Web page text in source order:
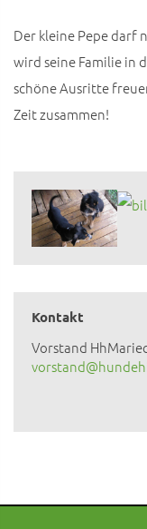
Der kleine Pepe darf
wird seine Familie in
schöne Ausritte
Zeit zusammen!
Kontakt
Vorstand